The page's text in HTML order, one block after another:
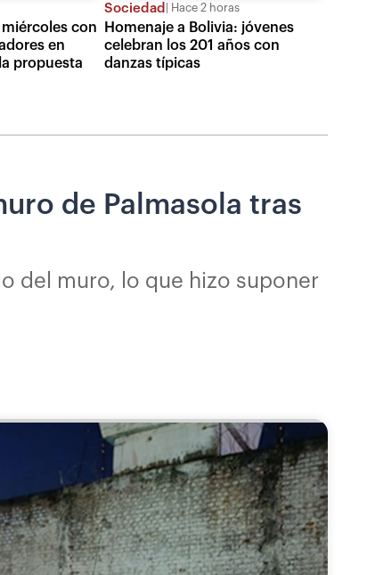
miércoles con
en
propuesta
Sociedad Hace 2 horas
Homenaje a Bolivia: jóvenes
celebran los 201 años con
danzas típicas
de Palmasola tras
del muro, lo que hizo suponer